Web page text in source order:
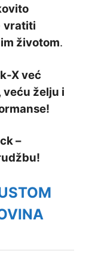
vratiti
životom.
X već
veću želju i
–